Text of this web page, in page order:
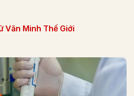
Văn Minh Thế Giới